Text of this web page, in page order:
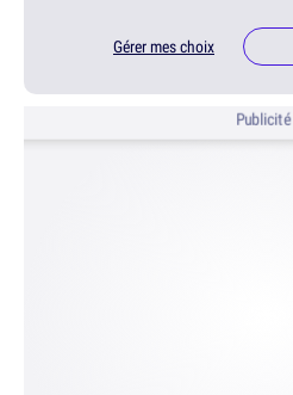
Gérer mes choix
Publicité